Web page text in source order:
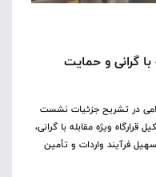
گرانی و حمایت
در تشریح جزئیات نشست
ویژه مقابله با گرانی،
فرآیند واردات و تأمین